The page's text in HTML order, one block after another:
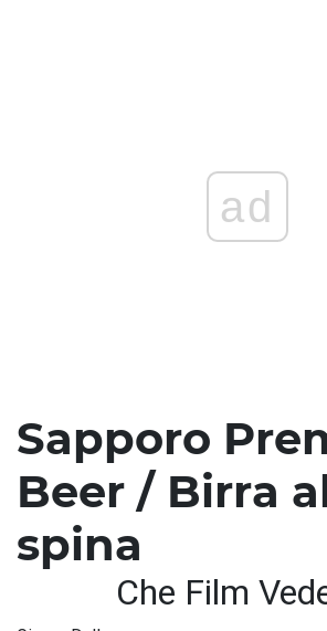
ad
Sapporo
Beer / Birra
spina
Che Film